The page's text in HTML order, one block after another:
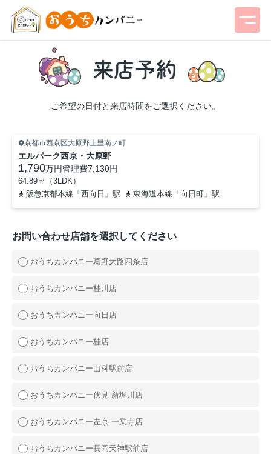
ご希望の日付と来店時間をご選択ください。
京都市西京区大原野上里南ノ町
エルパーク西京・大原野
1,790万円管理費7,130円
64.89㎡（3LDK）
阪急京都本線「西向日」駅
東海道本線「向日町」駅
お問い合わせ店舗を選択してください
おうちカンパニー葛野大路四条店
おうちカンパニー桂川店
おうちカンパニー向日店
おうちカンパニー桂店
おうちカンパニー山科駅前店
おうちカンパニー伏見 新堀川店
おうちカンパニー左京 一乗寺店
おうちカンパニー長岡天神駅前店